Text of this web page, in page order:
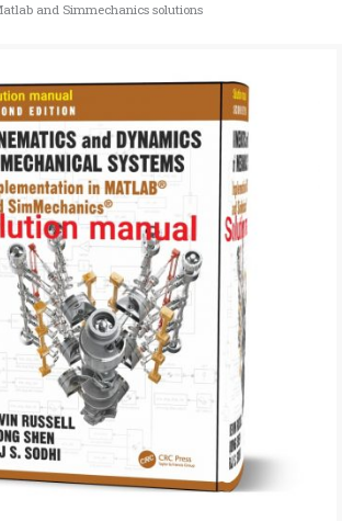
and Simmechanics solutions